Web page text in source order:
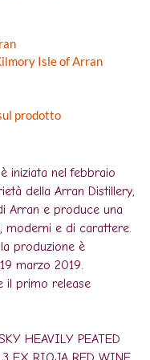
Isle of Arran
prodotto
iniziata nel febbraio
della Arran Distillery,
Arran e produce una
moderni e di carattere.
produzione è
marzo 2019.
il primo release
HEAVILY PEATED